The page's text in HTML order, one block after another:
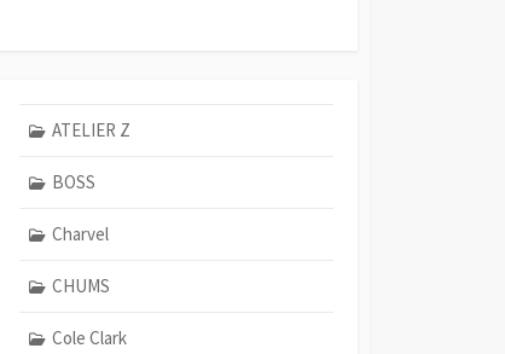
ATELIER Z
BOSS
Charvel
CHUMS
Cole Clark